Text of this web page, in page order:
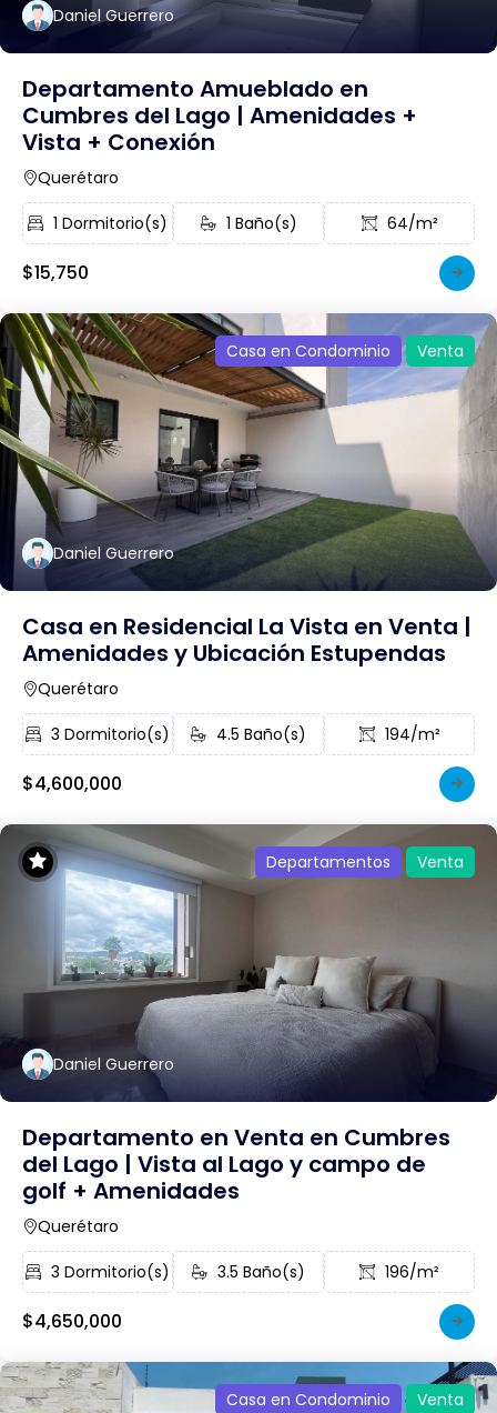
Daniel Guerrero
Departamento Amueblado en
Cumbres del Lago | Amenidades +
Vista + Conexión
Querétaro
1 Dormitorio(s) 1 Baño(s) 64/m²
$15,750
Casa en Condominio Venta
Daniel Guerrero
Casa en Residencial La Vista en Venta |
Amenidades y Ubicación Estupendas
Querétaro
3 Dormitorio(s) 4.5 Baño(s) 194/m²
$4,600,000
Departamentos Venta
Daniel Guerrero
Departamento en Venta en Cumbres
del Lago | Vista al Lago y campo de
golf + Amenidades
Querétaro
3 Dormitorio(s) 3.5 Baño(s) 196/m²
$4,650,000
Casa en Condominio Venta